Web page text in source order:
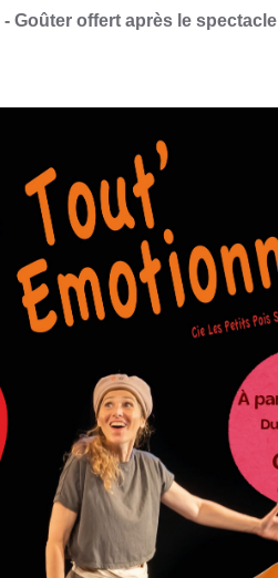
- Goûter offert après le spectacle